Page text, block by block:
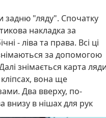
задню "ляду". Спочатку
накладка за
- ліва та права. Всі ці
за допомогою
знімається карта
вона ще
Два вверху, по-
внизу в нішах для рук